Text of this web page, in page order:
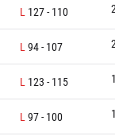
L 127- 110
L 94- 107
L 123 - 115
L 97- 100